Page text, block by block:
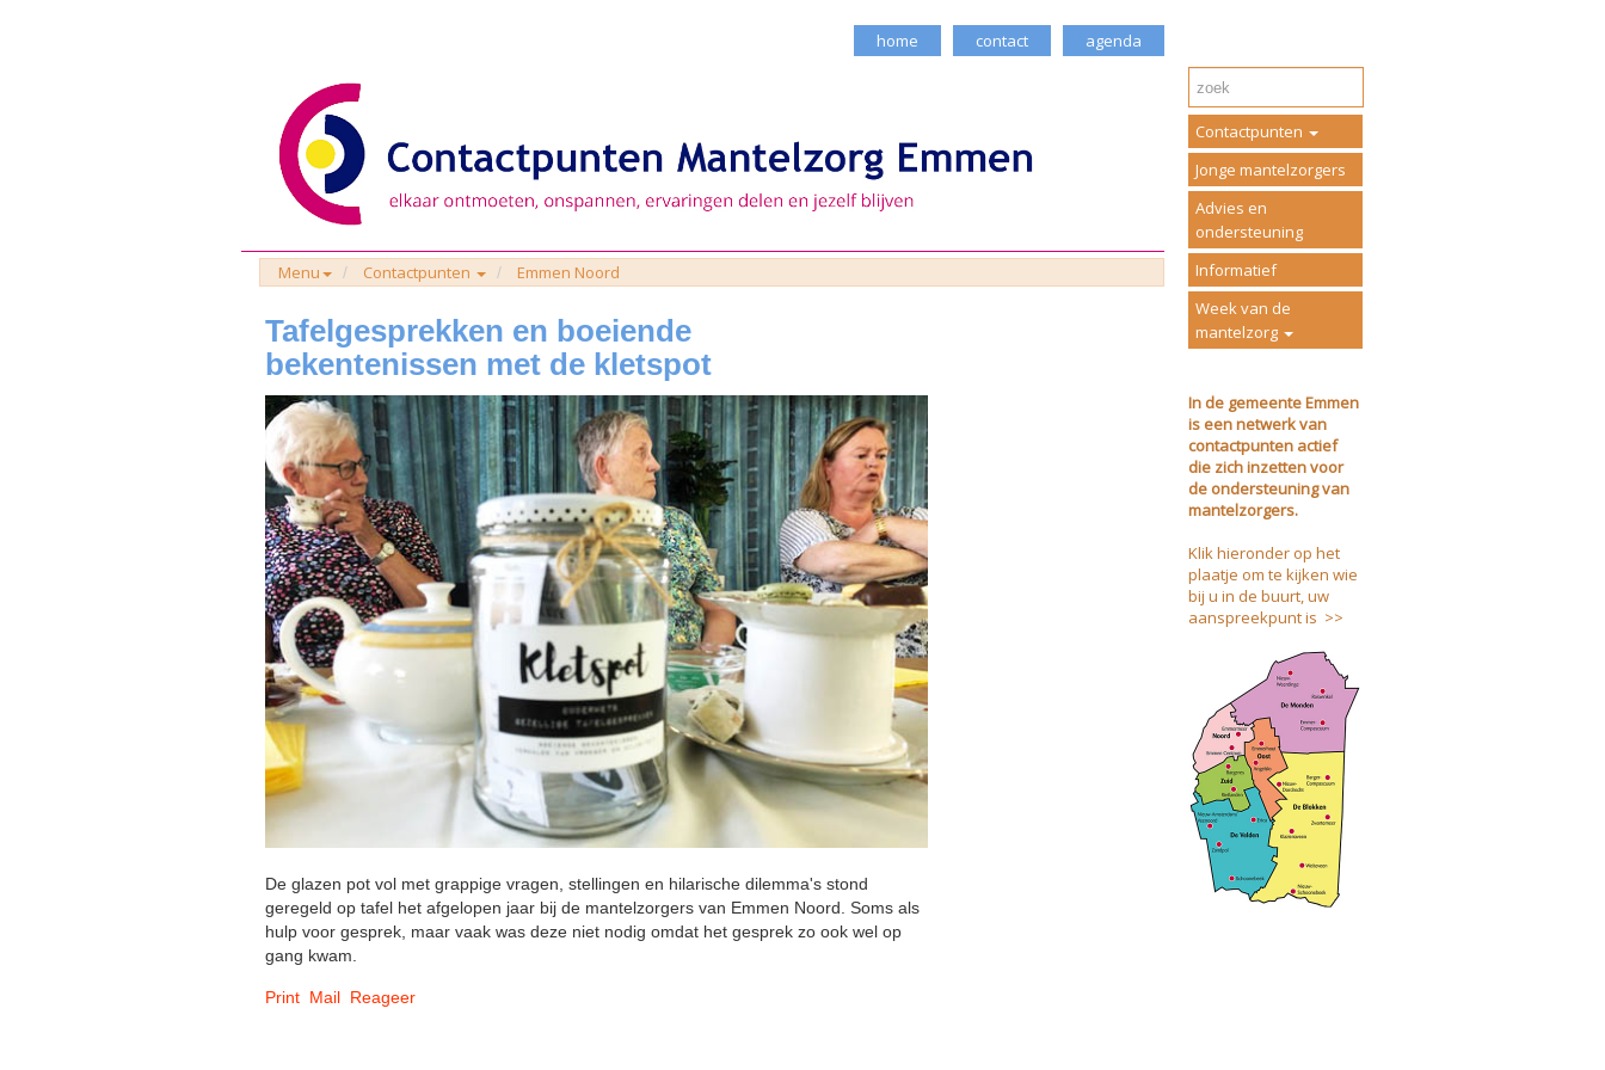
home contact agenda
Menu Contactpunten Emmen Noord
Tafelgesprekken en boeiende
bekentenissen met de kletspot
De glazen pot vol met grappige vragen, stellingen en hilarische dilemma's stond
geregeld op tafel het afgelopen jaar bij de mantelzorgers van Emmen Noord. Soms als
hulp voor gesprek, maar vaak was deze niet nodig omdat het gesprek zo ook wel op
gang kwam.
Print Mail Reageer
Contactpunten
Jonge mantelzorgers
Advies en
ondersteuning
Informatief
Week van de
mantelzorg
In de gemeente Emmen
is een netwerk van
contactpunten actief
die zich inzetten voor
de ondersteuning van
mantelzorgers.
Klik hieronder op het
plaatje om te kijken wie
bij u in de buurt, uw
aanspreekpunt is >>